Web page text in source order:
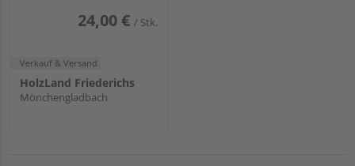
24,00 € / Stk.
Verkauf & Versand
HolzLand Friederichs
Mönchengladbach